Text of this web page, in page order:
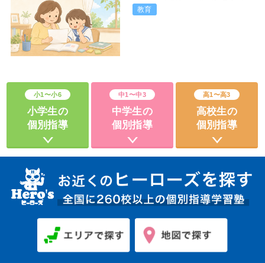
教育
小学生の
個別指導
小1〜小6
中学生の
個別指導
中1〜中3
高校生の
個別指導
高1〜高3